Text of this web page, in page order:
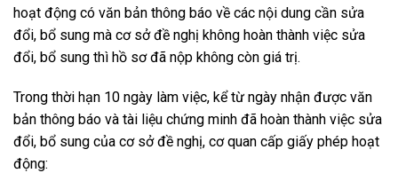
hoạt động có văn bản thông báo về các nội dung cần sửa
đổi, bổ sung mà cơ sở đề nghị không hoàn thành việc sửa
đổi, bổ sung thì hồ sơ đã nộp không còn giá trị.
Trong thời hạn 10 ngày làm việc, kể từ ngày nhận được văn
bản thông báo và tài liệu chứng minh đã hoàn thành việc sửa
đổi, bổ sung của cơ sở đề nghị, cơ quan cấp giấy phép hoạt
động: